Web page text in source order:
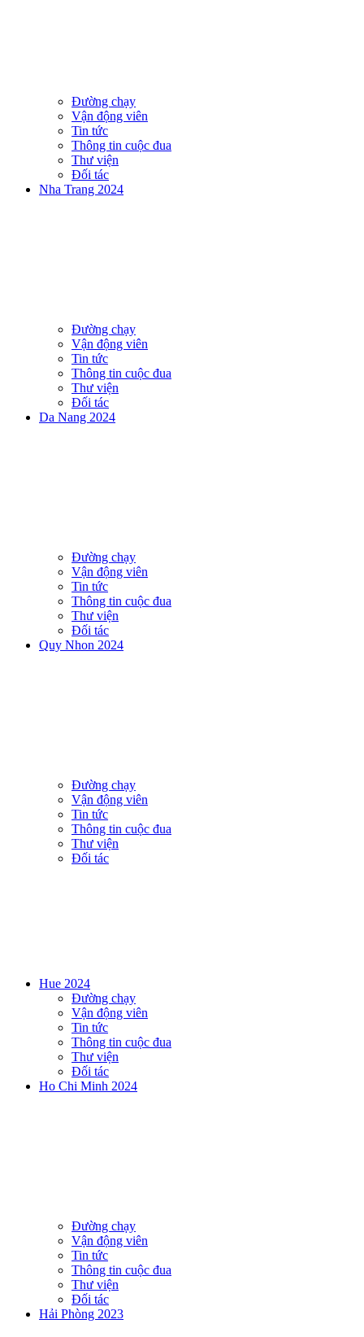
Đường chạy
Vận động viên
Tin tức
Thông tin cuộc đua
Thư viện
Đối tác
Nha Trang 2024
Đường chạy
Vận động viên
Tin tức
Thông tin cuộc đua
Thư viện
Đối tác
Da Nang 2024
Đường chạy
Vận động viên
Tin tức
Thông tin cuộc đua
Thư viện
Đối tác
Quy Nhon 2024
Đường chạy
Vận động viên
Tin tức
Thông tin cuộc đua
Thư viện
Đối tác
Hue 2024
Đường chạy
Vận động viên
Tin tức
Thông tin cuộc đua
Thư viện
Đối tác
Ho Chi Minh 2024
Đường chạy
Vận động viên
Tin tức
Thông tin cuộc đua
Thư viện
Đối tác
Hải Phòng 2023